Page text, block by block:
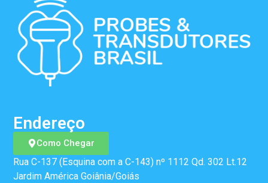
Como Chegar
Rua C-137 (Esquina com a C-143) nº 1112 Qd. 302 Lt.12
Jardim América Goiânia/Goiás
Endereço